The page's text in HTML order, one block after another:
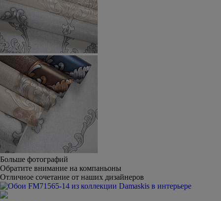
Больше фотографий
Обратите внимание на компаньоны
Отличное сочетание от наших дизайнеров